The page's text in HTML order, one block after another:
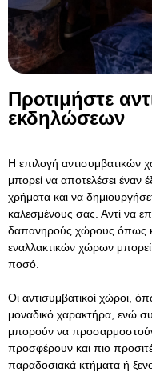
Προτιμήστε
εκδηλώσεων
Η επιλογή αντισυμβατικών
μπορεί να αποτελέσει έναν
χρήματα και να
καλεσμένους σας. Αντί να
δαπανηρούς χώρους όπως
εναλλακτικών χώρων
ποσό.
Οι αντισυμβατικοί χώροι,
μοναδικό χαρακτήρα, ενώ
μπορούν να
προσφέρουν και πιο
παραδοσιακά κτήματα ή